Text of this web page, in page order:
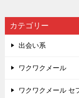
カテゴリー
出会い系
ワクワクメール
ワクワクメール セ